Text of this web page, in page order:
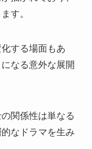
す。
する場面もあ
なる意外な展開
関係性は単なる
なドラマを生み